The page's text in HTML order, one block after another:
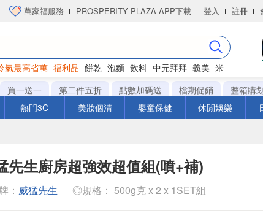
萬家福服務 PROSPERITY PLAZA APP下載 登入 註冊
氣最高省萬 福利品 餅乾 泡麵 飲料 中元拜拜 義美 米
買一送一 第二件五折 點數加碼送 檔期促銷 整箱購
熱門3C 美妝個清 嬰童保健 休閒娛樂
先生廚房超強效超值組(噴+補)
： 威猛先生 ◎規格： 500g克 x 2 x 1SET組